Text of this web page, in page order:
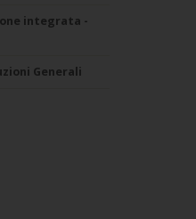
integrata -
Generali